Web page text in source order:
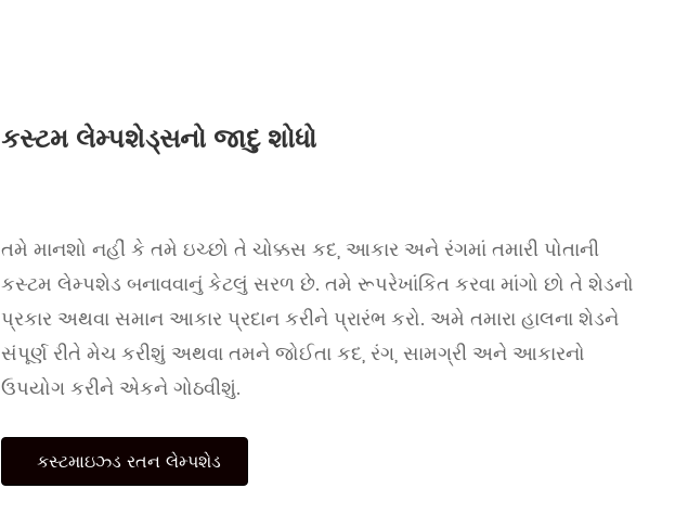
કસ્ટમ લેમ્પશેડ્સનો જાદુ શોધો
તમે માનશો નહીં કે તમે ઇચ્છો તે ચોક્કસ કદ, આકાર અને રંગમાં તમારી પોતાની
કસ્ટમ લેમ્પશેડ બનાવવાનું કેટલું સરળ છે. તમે રૂપરેખાંકિત કરવા માંગો છો તે શેડનો
પ્રકાર અથવા સમાન આકાર પ્રદાન કરીને પ્રારંભ કરો. અમે તમારા હાલના શેડને
સંપૂર્ણ રીતે મેચ કરીશું અથવા તમને જોઈતા કદ, રંગ, સામગ્રી અને આકારનો
ઉપયોગ કરીને એકને ગોઠવીશું.
કસ્ટમાઇઝ્ડ રતન લેમ્પશેડ